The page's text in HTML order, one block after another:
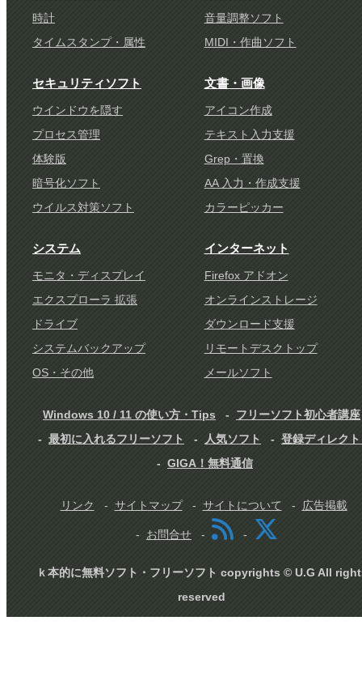
時計
タイムスタンプ・属性
音量調整ソフト
MIDI・作曲ソフト
セキュリティソフト
ウインドウを隠す
プロセス管理
体験版
暗号化ソフト
ウイルス対策ソフト
文書・画像
アイコン作成
テキスト入力支援
Grep・置換
AA 入力・作成支援
カラーピッカー
システム
モニタ・ディスプレイ
エクスプローラ 拡張
ドライブ
システムバックアップ
OS・その他
インターネット
Firefox アドオン
オンラインストレージ
ダウンロード支援
リモートデスクトップ
メールソフト
Windows 10 / 11 の使い方・Tips
フリーソフト初心者講座
最初に入れるフリーソフト
人気ソフト
登録ディレク
GIGA！無料通信
リンク サイトマップ サイトについて 広告掲載
お問合せ
ｋ本的に無料ソフト・フリーソフト copyrights © U.G All
reserved